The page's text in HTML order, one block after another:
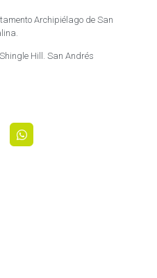
Archipiélago de San
Hill. San Andrés